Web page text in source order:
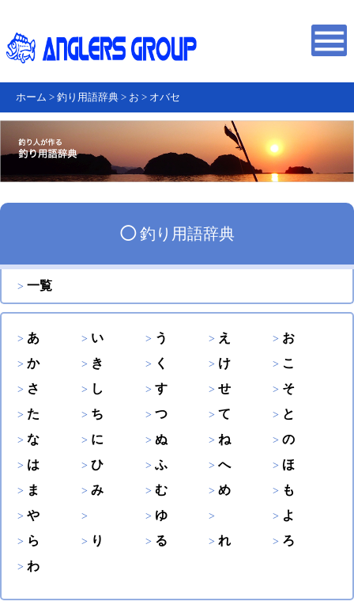
ホーム > 釣り用語辞典 > お > オバセ
◯釣り用語辞典
一覧
あ い う え
お
か
き く け
こ
さ
し す せ
そ
た
ち つ て
と
な
に ぬ ね
の
は
ひ ふ へ
ほ
ま
み む め
も
や
ゆ
よ
ら
り る れ
ろ
わ